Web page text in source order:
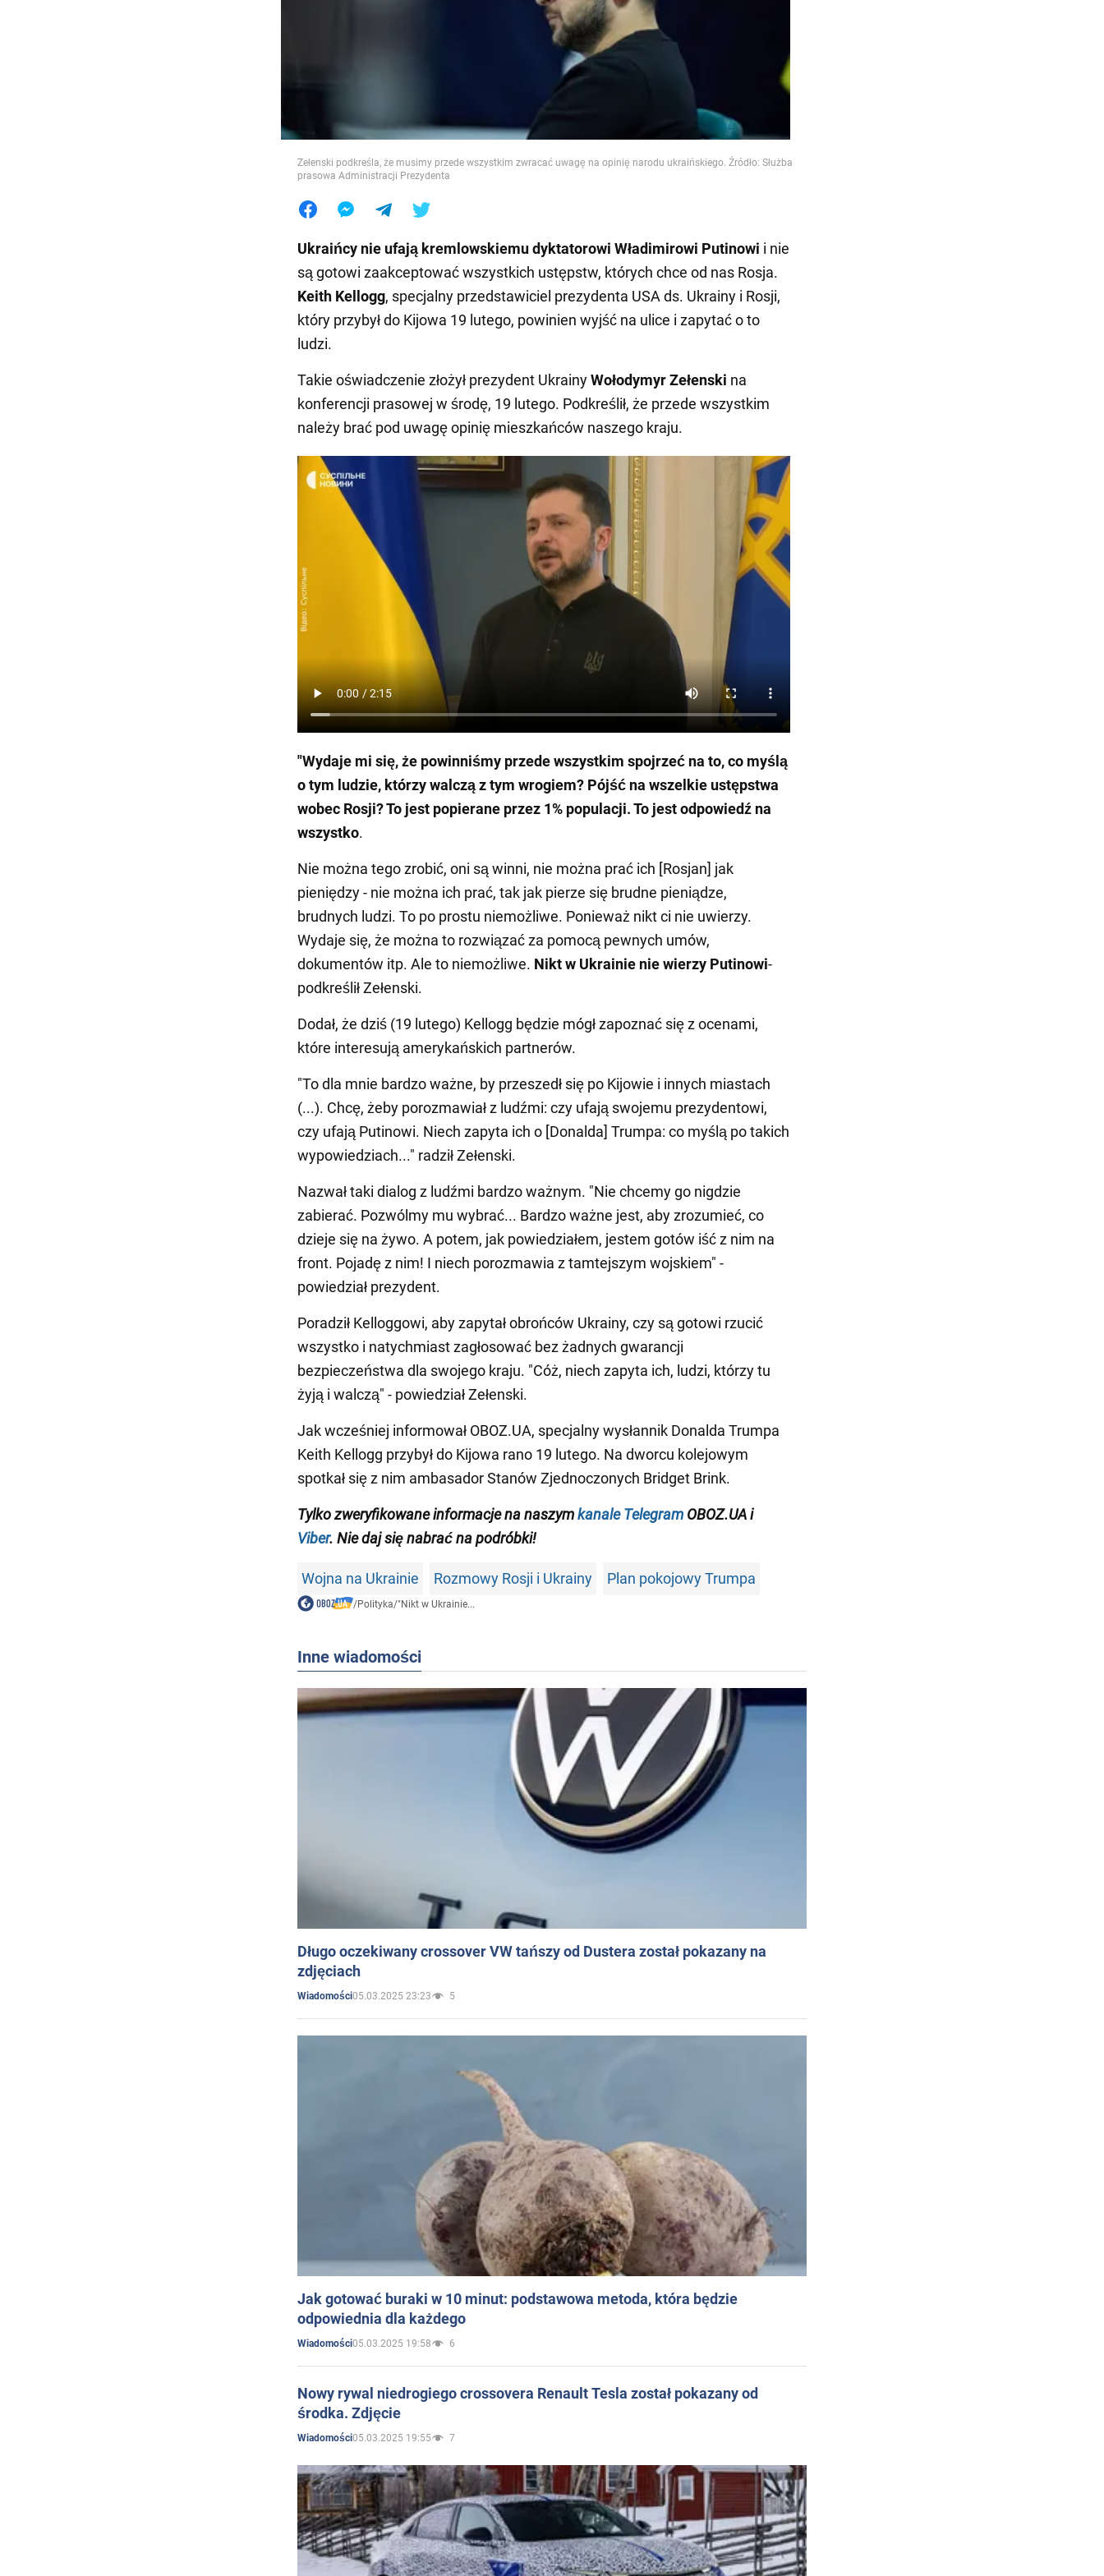
Zełenski podkreśla, że musimy przede wszystkim zwracać uwagę na opinię narodu ukraińskiego. Źródło: Służba
prasowa Administracji Prezydenta
Ukraińcy nie ufają kremlowskiemu dyktatorowi Władimirowi Putinowi i nie
są gotowi zaakceptować wszystkich ustępstw, których chce od nas Rosja.
Keith Kellogg, specjalny przedstawiciel prezydenta USA ds. Ukrainy i Rosji,
który przybył do Kijowa 19 lutego, powinien wyjść na ulice i zapytać o to
ludzi.
Takie oświadczenie złożył prezydent UkrainyWołodymyr Zełenski na
konferencji prasowej w środę, 19 lutego. Podkreślił, że przede wszystkim
należy brać pod uwagę opinię mieszkańców naszego kraju.
"Wydaje mi się, że powinniśmy przede wszystkim spojrzeć na to, co myślą
o tym ludzie, którzy walczą z tym wrogiem? Pójść na wszelkie ustępstwa
wobec Rosji? To jest popierane przez 1% populacji. To jest odpowiedź na
wszystko.
Nie można tego zrobić, oni są winni, nie można prać ich [Rosjan] jak
pieniędzy - nie można ich prać, tak jak pierze się brudne pieniądze,
brudnych ludzi. To po prostu niemożliwe. Ponieważ nikt ci nie uwierzy.
Wydaje się, że można to rozwiązać za pomocą pewnych umów,
dokumentów itp. Ale to niemożliwe. Nikt w Ukrainie nie wierzy Putinowi-
podkreślił Zełenski.
Dodał, że dziś (19 lutego) Kellogg będzie mógł zapoznać się z ocenami,
które interesują amerykańskich partnerów.
"To dla mnie bardzo ważne, by przeszedł się po Kijowie i innych miastach
(...). Chcę, żeby porozmawiał z ludźmi: czy ufają swojemu prezydentowi,
czy ufają Putinowi. Niech zapyta ich o [Donalda] Trumpa: co myślą po takich
wypowiedziach..." radził Zełenski.
Nazwał taki dialog z ludźmi bardzo ważnym. "Nie chcemy go nigdzie
zabierać. Pozwólmy mu wybrać... Bardzo ważne jest, aby zrozumieć, co
dzieje się na żywo. A potem, jak powiedziałem, jestem gotów iść z nim na
front. Pojadę z nim! I niech porozmawia z tamtejszym wojskiem" -
powiedział prezydent.
Poradził Kelloggowi, aby zapytał obrońców Ukrainy, czy są gotowi rzucić
wszystko i natychmiast zagłosować bez żadnych gwarancji
bezpieczeństwa dla swojego kraju. "Cóż, niech zapyta ich, ludzi, którzy tu
żyją i walczą" - powiedział Zełenski.
Jak wcześniej informował OBOZ.UA, specjalny wysłannik Donalda Trumpa
Keith Kellogg przybył do Kijowa rano 19 lutego. Na dworcu kolejowym
spotkał się z nim ambasador Stanów Zjednoczonych Bridget Brink.
Tylko zweryfikowane informacje na naszymkanale Telegram OBOZ.UA i
Viber. Nie daj się nabrać na podróbki!
Wojna na Ukrainie Rozmowy Rosji i Ukrainy Plan pokojowy Trumpa
/Polityka/"Nikt w Ukrainie...
Inne wiadomości
Długo oczekiwany crossover VW tańszy od Dustera został pokazany na
zdjęciach
Wiadomości05.03.2025 23:23 5
Jak gotować buraki w 10 minut: podstawowa metoda, która będzie
odpowiednia dla każdego
Wiadomości05.03.2025 19:58 6
Nowy rywal niedrogiego crossovera Renault Tesla został pokazany od
środka. Zdjęcie
Wiadomości05.03.2025 19:55 7